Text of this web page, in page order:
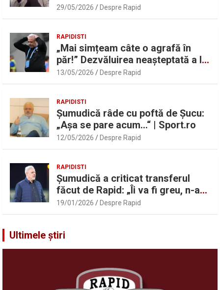
UEFAntastic: „Lideri în teren” |
Sport.ro
29/05/2026 Despre Rapid
RAPIDISTI
„Mai simțeam câte o agrafă în
păr!” Dezvăluirea neașteptată a lui
Marius Șumudică despre Daniel
Pancu
13/05/2026 Despre Rapid
RAPIDISTI
Șumudică râde cu poftă de Șucu:
„Așa se pare acum…“ | Sport.ro
12/05/2026 Despre Rapid
RAPIDISTI
Șumudică a criticat transferul
făcut de Rapid: „Îi va fi greu, n-am
înțeles”
19/01/2026 Despre Rapid
Ultimele știri